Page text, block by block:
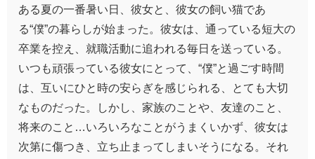
ある夏の一番暑い日、彼女と、彼女の飼い猫であ
る“僕”の暮らしが始まった。彼女は、通っている短大の
卒業を控え、就職活動に追われる毎日を送っている。
いつも頑張っている彼女にとって、“僕”と過ごす時間
は、互いにひと時の安らぎを感じられる、とても大切
なものだった。しかし、家族のことや、友達のこと、
将来のこと…いろいろなことがうまくいかず、彼女は
次第に傷つき、立ち止まってしまいそうになる。それ